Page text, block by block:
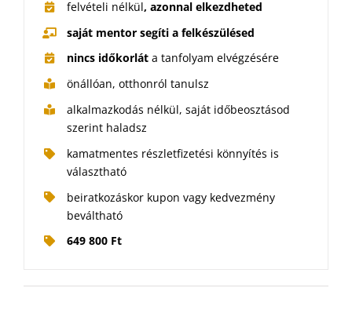
felvételi nélkül, azonnal elkezdheted
saját mentorsegíti a felkészülésed
nincs időkorláta tanfolyam elvégzésére
önállóan, otthonról tanulsz
alkalmazkodás nélkül, saját időbeosztásod
szerint haladsz
kamatmentes részletfizetési könnyítés is
választható
beiratkozáskor kupon vagy kedvezmény
beváltható
649 800 Ft